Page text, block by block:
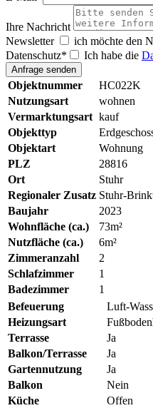
Ihre Nachricht
Newsletter
ich möchte den
Datenschutz* Ich habe die
Objektnummer
HC022K
Nutzungsart
wohnen
Vermarktungsart kauf
Objekttyp
Objektart
Wohnung
PLZ
28816
Ort
Stuhr
Regionaler Zusatz Stuhr-
Baujahr
2023
Wohnfläche (ca.)
73m²
Nutzfläche (ca.)
6m²
Zimmeranzahl
2
Schlafzimmer
1
Badezimmer
1
Befeuerung
Luft-
Heizungsart
Terrasse
Ja
Balkon/Terrasse
Ja
Gartennutzung
Ja
Balkon
Nein
Küche
Offen